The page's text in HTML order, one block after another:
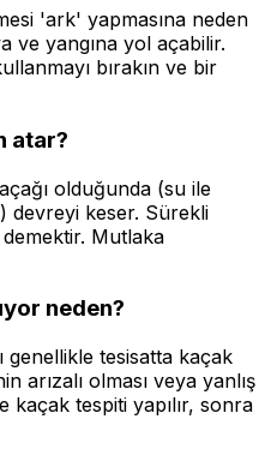
'ark' yapmasına neden
ve yangına yol açabilir.
bırakın ve bir
atar?
olduğunda (su ile
devreyi keser. Sürekli
Mutlaka
neden?
genellikle tesisatta kaçak
arızalı olması veya yanlış
kaçak tespiti yapılır, sonra